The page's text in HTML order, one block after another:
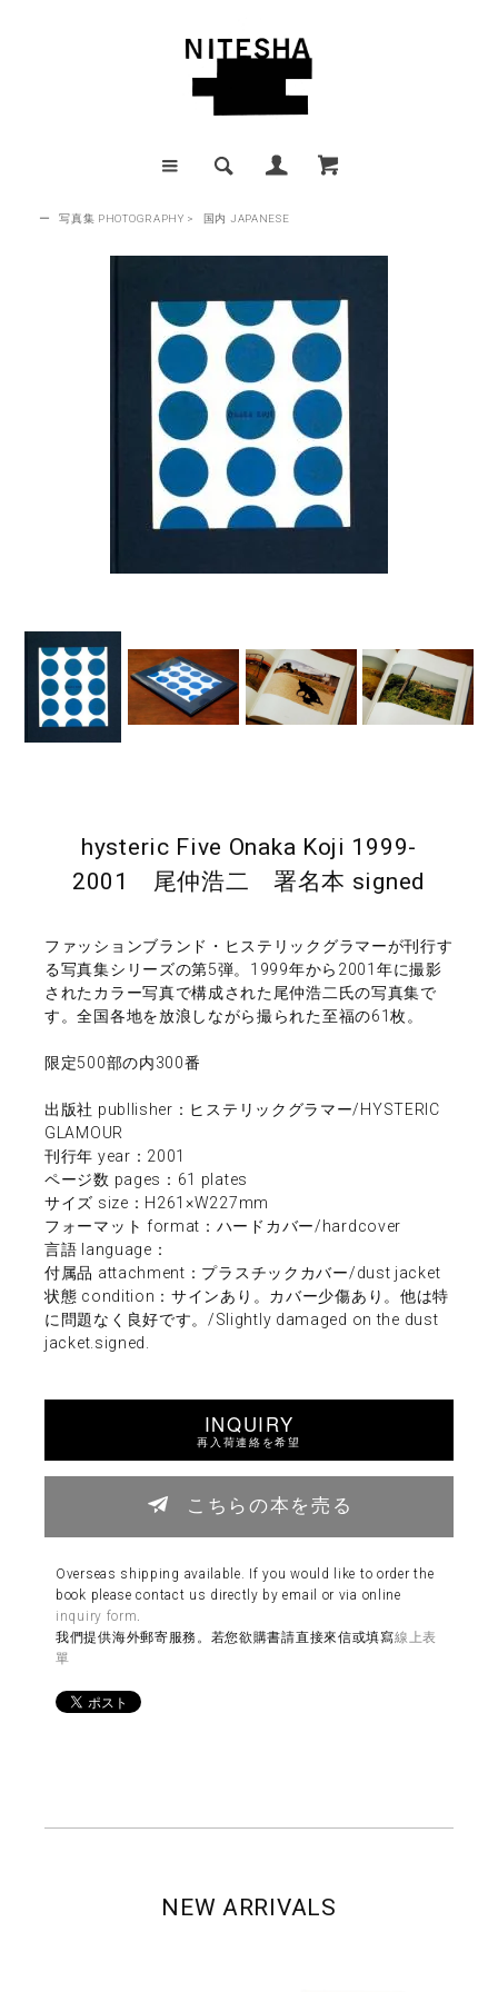
ー 写真集 PHOTOGRAPHY > 国内 JAPANESE
hysteric Five Onaka Koji 1999-
2001 尾仲浩二 署名本 signed
ファッションブランド・ヒステリックグラマーが刊行す
る写真集シリーズの第5弾。1999年から2001年に撮影
されたカラー写真で構成された尾仲浩二氏の写真集で
す。全国各地を放浪しながら撮られた至福の61枚。
限定500部の内300番
出版社 publlisher：ヒステリックグラマー/HYSTERIC
GLAMOUR
刊行年 year：2001
ページ数 pages：61 plates
サイズ size：H261×W227mm
フォーマット format：ハードカバー/hardcover
言語 language：
付属品 attachment：プラスチックカバー/dust jacket
状態 condition：サインあり。カバー少傷あり。他は特
に問題なく良好です。/Slightly damaged on the dust
jacket.signed.
INQUIRY
再入荷連絡を希望
こちらの本を売る
Overseas shipping available. If you would like to order the
book please contact us directly by email or via online
inquiry form
我們提供海外郵寄服務。若您欲購書請直接來信或填寫線上表
單
NEW ARRIVALS